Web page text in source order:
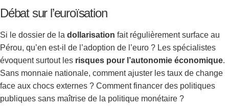
Débat sur l’euroïsation
Si le dossier de la dollarisation fait régulièrement surface au
Pérou, qu’en est-il de l’adoption de l’euro ? Les spécialistes
évoquent surtout les risques pour l’autonomie économique.
Sans monnaie nationale, comment ajuster les taux de change
face aux chocs externes ? Comment financer des politiques
publiques sans maîtrise de la politique monétaire ?